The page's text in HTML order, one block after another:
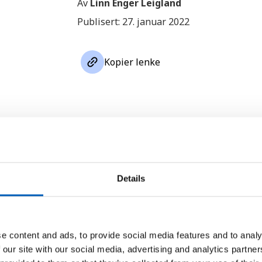
Details
content and ads, to provide social media features and to
site with our social media, advertising and analytics
Av Linn Enger Leigland
Publisert: 27. januar 2022
linkKopier lenke
Taliban er en islamistisk
1996 til 2001, og siden tok
islamske lover (sharia). Da ble
mindre forbrytelser som tyveri